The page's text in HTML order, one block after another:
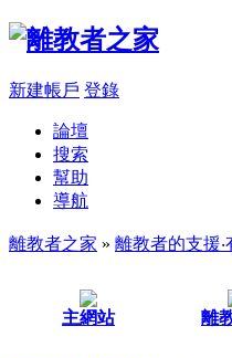
新建帳戶 登錄
論壇
搜索
幫助
導航
離教者之家 » 離教者的支援‧
主網站 離